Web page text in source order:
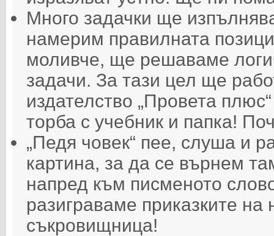
Много задачки ще
намерим правилната
моливче, ще решаваме
задачи. За тази цел ще
издателство „Провета
торба с учебник и папка!
„Педя човек“ пее, слуша и
картина, за да се върнем
напред към писменото
разиграваме приказките
съкровищница!